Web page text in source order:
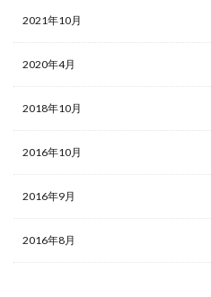
2021年10月
2020年4月
2018年10月
2016年10月
2016年9月
2016年8月